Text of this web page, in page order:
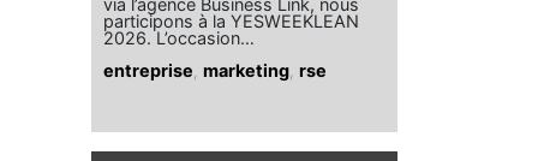
participons à la YESWEEKLEAN
2026. L’occasion…
entreprise marketing rse